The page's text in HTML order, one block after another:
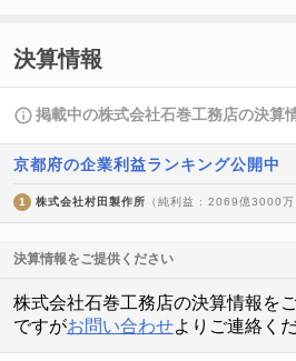
決算情報
掲載中の株式会社石巻工務店の決算
京都府の企業利益ランキング公開中
1 株式会社村田製作所 （純利益 : 2069億3000万
決算情報をご提供ください
株式会社石巻工務店の決算情報を
ですがお問い合わせよりご連絡く